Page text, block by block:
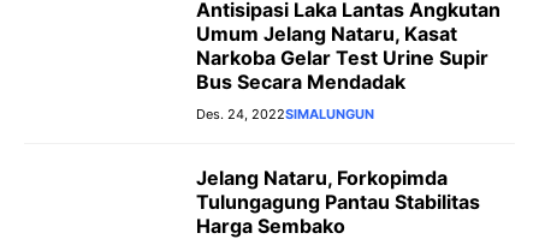
Antisipasi Laka Lantas Angkutan
Umum Jelang Nataru, Kasat
Narkoba Gelar Test Urine Supir
Bus Secara Mendadak
Des. 24, 2022SIMALUNGUN
Jelang Nataru, Forkopimda
Tulungagung Pantau Stabilitas
Harga Sembako